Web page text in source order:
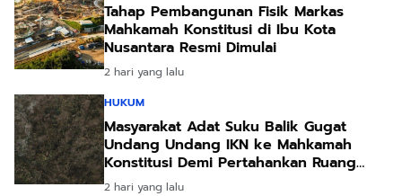
Tahap Pembangunan Fisik Markas
Mahkamah Konstitusi di Ibu Kota
Nusantara Resmi Dimulai
2 hari yang lalu
HUKUM
Masyarakat Adat Suku Balik Gugat
Undang Undang IKN ke Mahkamah
Konstitusi Demi Pertahankan Ruang
Hidup Leluhur
2 hari yang lalu